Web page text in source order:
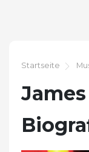
Startseite